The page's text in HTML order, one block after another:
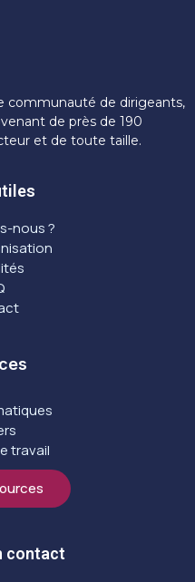
communauté de dirigeants,
de près de 190
et de toute taille.
nous ?
travail
contact